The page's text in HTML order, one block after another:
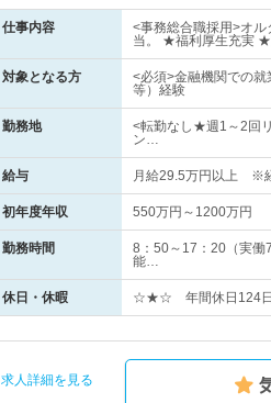
仕事内容
<事務総合職採用>オ
当。 ★福利厚生充実
対象となる方
<必須>金融機関での
等）経験
勤務地
<転勤なし★週1～2回
ン…
給与 月給29.5万円以上 ※経
初年度年収 550万円～1200万円
勤務時間
8：50～17：20（実働
能…
休日・休暇 ☆★☆ 年間休日124日
求人詳細を見る